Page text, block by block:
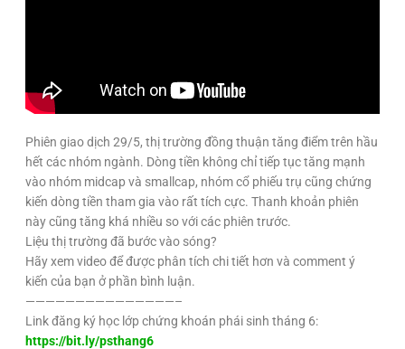
Phiên giao dịch 29/5, thị trường đồng thuận tăng điểm trên hầu
hết các nhóm ngành. Dòng tiền không chỉ tiếp tục tăng mạnh
vào nhóm midcap và smallcap, nhóm cổ phiếu trụ cũng chứng
kiến dòng tiền tham gia vào rất tích cực. Thanh khoản phiên
này cũng tăng khá nhiều so với các phiên trước.
Liệu thị trường đã bước vào sóng?
Hãy xem video để được phân tích chi tiết hơn và comment ý
kiến của bạn ở phần bình luận.
———————————————–
Link đăng ký học lớp chứng khoán phái sinh tháng 6:
https://bit.ly/psthang6